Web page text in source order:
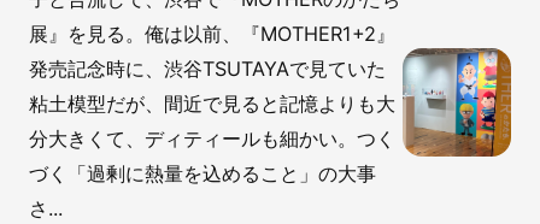
展』を見る。俺は以前、『MOTHER1+2』
発売記念時に、渋谷TSUTAYAで見ていた
粘土模型だが、間近で見ると記憶よりも大
分大きくて、ディティールも細かい。つく
づく「過剰に熱量を込めること」の大事
さ...